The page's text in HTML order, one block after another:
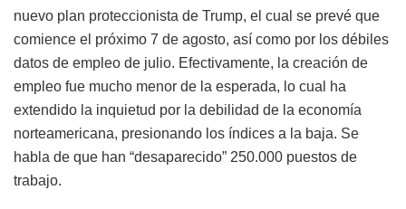
nuevo plan proteccionista de Trump, el cual se prevé que
comience el próximo 7 de agosto, así como por los débiles
datos de empleo de julio. Efectivamente, la creación de
empleo fue mucho menor de la esperada, lo cual ha
extendido la inquietud por la debilidad de la economía
norteamericana, presionando los índices a la baja. Se
habla de que han “desaparecido” 250.000 puestos de
trabajo.